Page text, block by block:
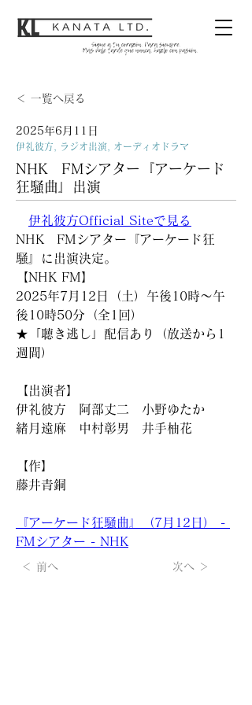
＜ 一覧へ戻る
2025年6月11日
伊礼彼方, ラジオ出演, オーディオドラマ
NHK FMシアター『アーケード
狂騒曲』出演
伊礼彼方Official Siteで見る
NHK　FMシアター『アーケード狂
騒』に出演決定。
【NHK FM】
2025年7月12日（土）午後10時～午
後10時50分（全1回）
★「聴き逃し」配信あり（放送から1
週間）
【出演者】
伊礼彼方　阿部丈二　小野ゆたか
緒月遠麻　中村彰男　井手柚花
【作】
藤井青銅
『アーケード狂騒曲』（7月12日） -
FMシアター - NHK
＜ 前へ 次へ ＞